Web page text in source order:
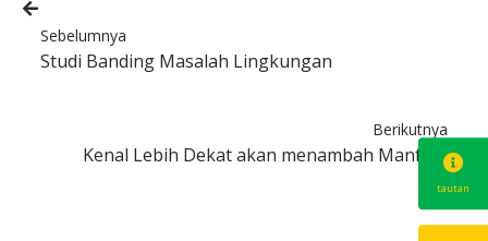
Sebelumnya
Studi Banding Masalah Lingkungan
Berikutnya
Kenal Lebih Dekat akan menambah Manfaat
tautan